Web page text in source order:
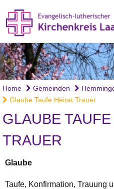
Home Gemeinden
Glaube Taufe Heirat Trauer
GLAUBE
TRAUER
Glaube
Taufe, Konfirmation, Trauung